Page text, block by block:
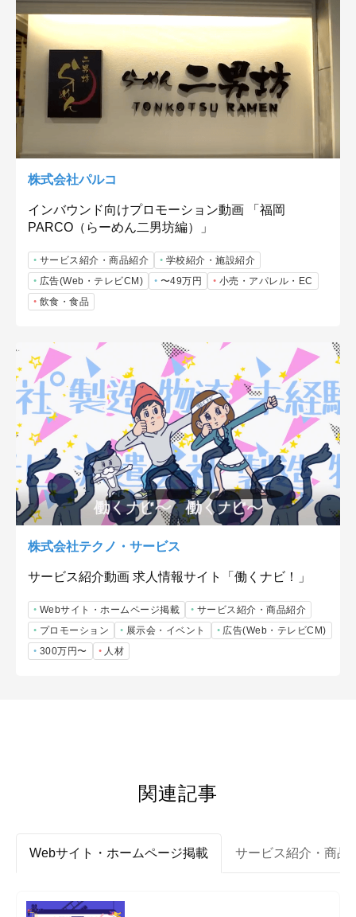
株式会社パルコ
インバウンド向けプロモーション動画 「福岡
PARCO（らーめん二男坊編）」
サービス紹介・商品紹介
学校紹介・施設紹介
広告(Web・テレビCM)
〜49万円
小売・アパレル・EC
飲食・食品
株式会社テクノ・サービス
サービス紹介動画 求人情報サイト「働くナビ！」
Webサイト・ホームページ掲載
サービス紹介・商品紹介
プロモーション
展示会・イベント
広告(Web・テレビCM)
300万円〜
人材
関連記事
Webサイト・ホームページ掲載 サービス紹介・商品